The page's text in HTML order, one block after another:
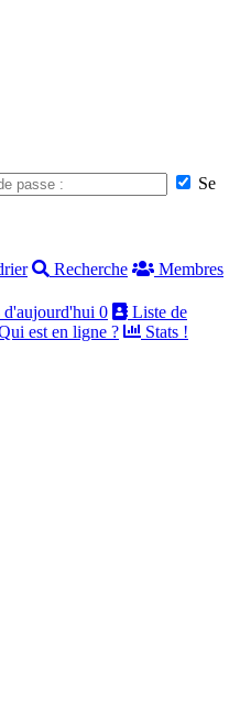
Se
Recherche
Membres
d'aujourd'hui 0
Liste de
est en ligne ?
Stats !